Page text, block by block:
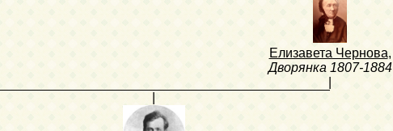
Елизавета Чернова,
Дворянка 1807-1884